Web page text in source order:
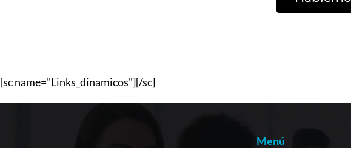
[sc name="Links_dinamicos"][/sc]
Menú